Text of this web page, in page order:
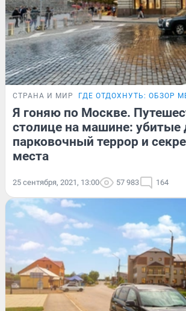
СТРАНА И МИР ГДЕ ОТДОХНУТЬ: ОБЗОР
Я гоняю по Москве.
столице на машине: убитые
парковочный террор и
места
25 сентября, 2021, 13:00 57 983 164